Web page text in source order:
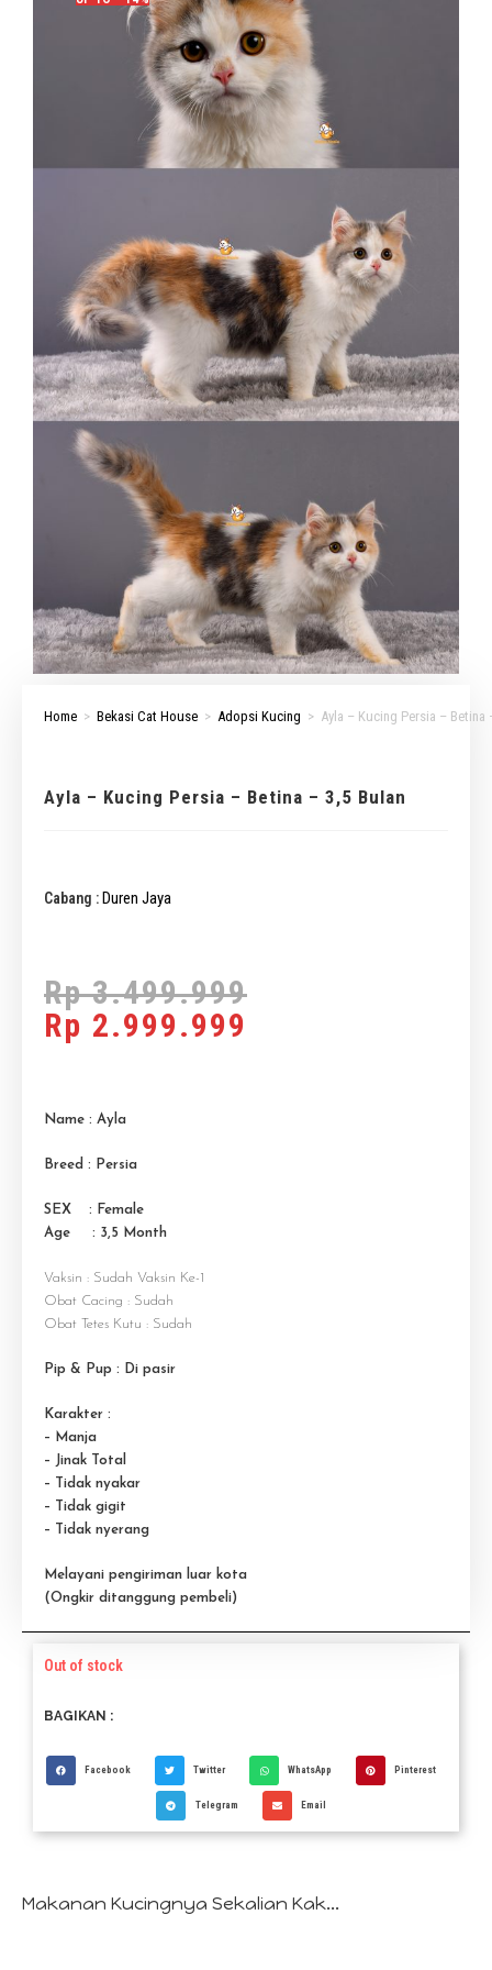
Home > Bekasi Cat House > Adopsi Kucing > Ayla – Kucing Persia – Betina
Ayla – Kucing Persia – Betina – 3,5 Bulan
Cabang :Duren Jaya
Rp3.499.999
Rp 2.999.999
Name : Ayla
Breed : Persia
SEX : Female
Age : 3,5 Month
Vaksin : Sudah Vaksin Ke-1
Obat Cacing : Sudah
Obat Tetes Kutu : Sudah
Pip & Pup : Di pasir
Karakter :
– Manja
– Jinak Total
– Tidak nyakar
– Tidak gigit
– Tidak nyerang
Melayani pengiriman luar kota
(Ongkir ditanggung pembeli)
Out of stock
BAGIKAN :
Facebook Twitter WhatsApp Pinterest
Telegram Email
Makanan Kucingnya Sekalian Kak...